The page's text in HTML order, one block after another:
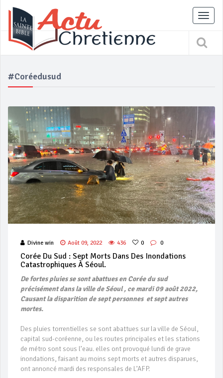
#coréedusud
Divine win Août 09, 2022 436 0 0
Corée Du Sud : Sept Morts Dans Des Inondations
Catastrophiques À Séoul.
De fortes pluies se sont abattues en Corée du sud
précisément dans la ville de Séoul , ce mardi 09août 2022,
Causant la disparition de sept personnes et sept autres
mortes.
Des pluies torrentielles se sont abattues sur la ville de Séoul,
capital sud-coréenne, ou les routes principales et les stations
de métro sont sous l’eau. elles ont provoqué lundi de grave
inondations, faisant au moins sept morts et autres disparues,
ont annoncé mardi des responsales de L’AFP.